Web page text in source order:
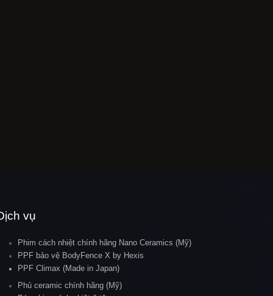
vụ
Phim cách nhiệt chính hãng Nano Ceramics (Mỹ)
PPF bảo vệ BodyFence X by Hexis
PPF Climax (Made in Japan)
Phủ ceramic chính hãng (Mỹ)